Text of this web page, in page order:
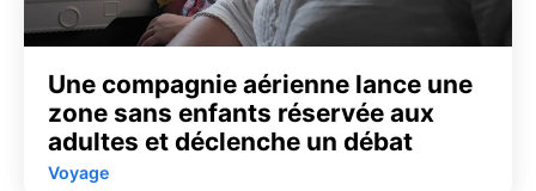
Une compagnie aérienne lance une
zone sans enfants réservée aux
adultes et déclenche un débat
Voyage